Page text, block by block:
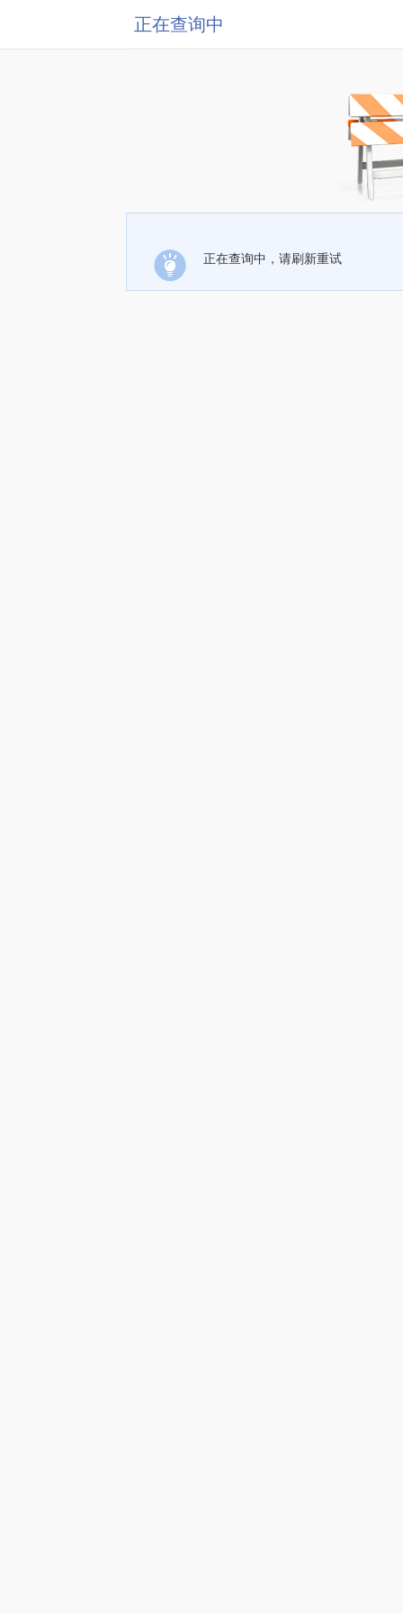
正在查询中
正在查询中，请刷新重试